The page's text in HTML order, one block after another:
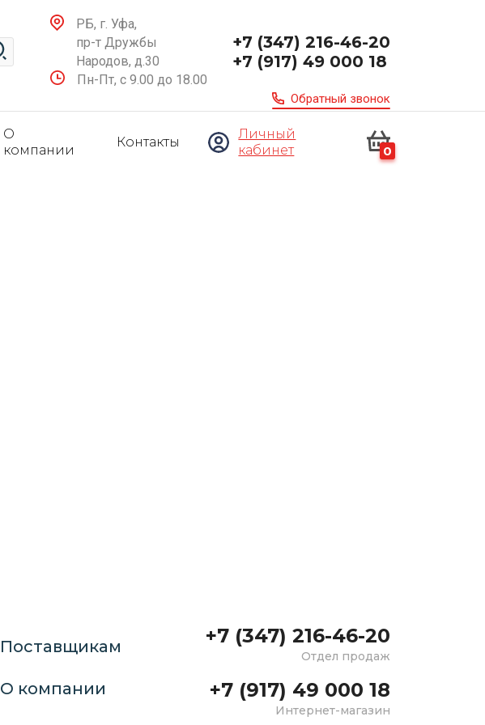
РБ, г. Уфа,
пр-т Дружбы
Народов, д.30
Пн-Пт, с 9.00 до 18.00
+7 (347) 216-46-20
+7 (917) 49 000 18
Обратный звонок
О
компании
Контакты
Личный
кабинет
0
Поставщикам
О компании
+7 (347) 216-46-20
Отдел продаж
+7 (917) 49 000 18
Интернет-магазин